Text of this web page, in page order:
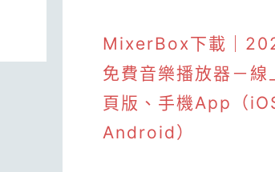
MixerBox下載｜
免費音樂播放器－線
頁版、手機App（
Android）